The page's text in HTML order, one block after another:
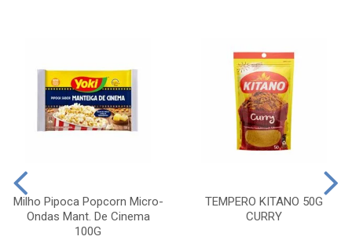
Milho Pipoca Popcorn Micro-
Ondas Mant. De Cinema
100G
TEMPERO KITANO 50G
CURRY